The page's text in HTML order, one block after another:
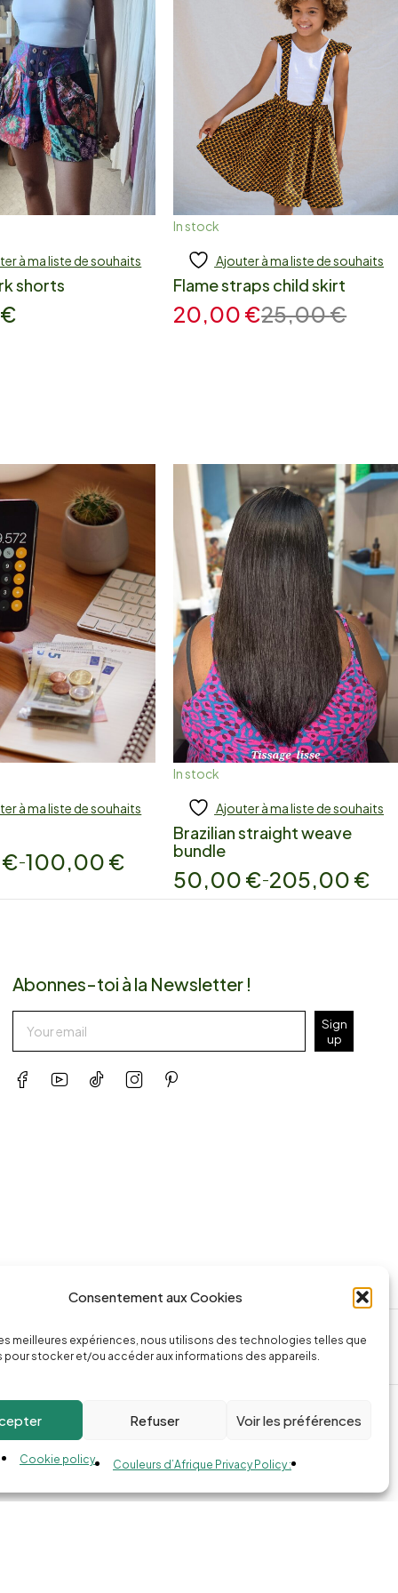
Consentement aux Cookies
meilleures expériences, nous utilisons des technologies telles que
stocker et/ou accéder aux informations des appareils.
Refuser Voir les préférences
Cookie policy Couleurs d’Afrique Privacy Policy :
to cart
à ma liste de souhaits
shorts
€
In stock
Add to cart
Ajouter à ma liste de souhaits
Flame straps child skirt
25,00€
20,00 €
to cart
à ma liste de souhaits
€–100,00 €
In stock
Add to cart
Ajouter à ma liste de souhaits
Brazilian straight weave
bundle
50,00 €–205,00 €
Abonnes-toi à la Newsletter !
Sign
up
Appeler la boutique
(+262) 0262 43 50 38